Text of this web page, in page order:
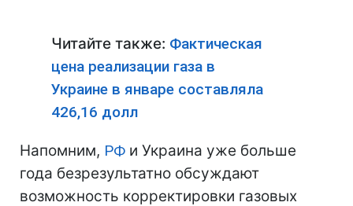
Читайте также: Фактическая
цена реализации газа в
Украине в январе составляла
426,16 долл
Напомним, РФ и Украина уже больше
года безрезультатно обсуждают
возможность корректировки газовых